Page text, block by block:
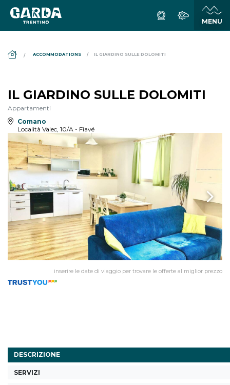
ACCOMMODATIONS IL GIARDINO SULLE DOLOMITI
IL GIARDINO SULLE DOLOMITI
Appartamenti
Comano
Località Valec, 10/A - Fiavé
inserire le date di viaggio per trovare le offerte al miglior prezzo
DESCRIZIONE
SERVIZI